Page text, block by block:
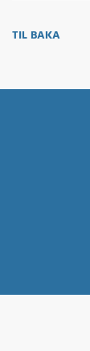
TIL BAKA